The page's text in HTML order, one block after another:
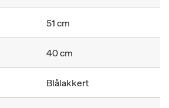
51 cm
40 cm
Blålakkert